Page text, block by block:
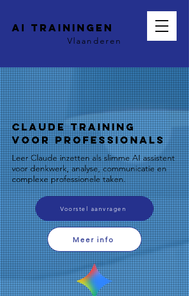
AI trainingen
Vlaanderen
Claude Training
voor Professionals
Leer Claude inzetten als slimme AI assistent
voor denkwerk, analyse, communicatie en
complexe professionele taken.
Voorstel aanvragen
Meer info